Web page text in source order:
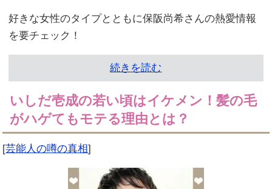
好きな女性のタイプとともに保阪尚希さんの熱愛情報
を要チェック！
続きを読む
いしだ壱成の若い頃はイケメン！髪の毛
がハゲてもモテる理由とは？
[芸能人の噂の真相]